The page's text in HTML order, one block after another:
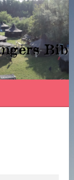
82